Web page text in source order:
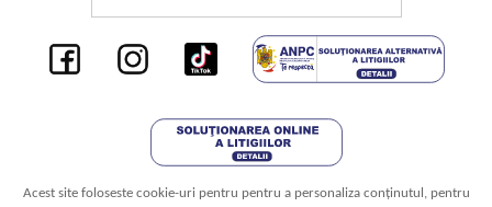
Acest site foloseste cookie-uri pentru pentru a personaliza conținutul, pentru